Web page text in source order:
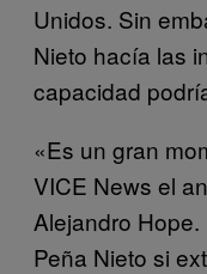
Unidos. Sin
Nieto hacía las
capacidad
«Es un gran
VICE News el
Alejandro
Peña Nieto si